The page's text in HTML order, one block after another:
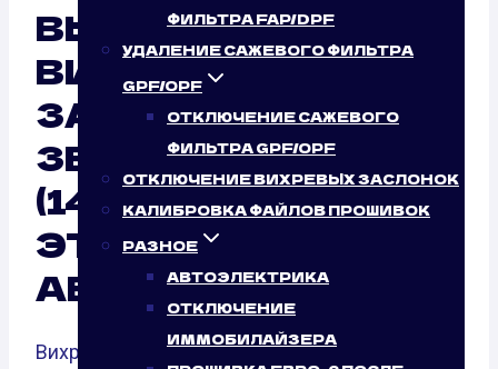
ФИЛЬТРА FAP/DPF
УДАЛЕНИЕ САЖЕВОГО ФИЛЬТРА
GPF/OPF
ОТКЛЮЧЕНИЕ САЖЕВОГО
ФИЛЬТРА GPF/OPF
ОТКЛЮЧЕНИЕ ВИХРЕВЫХ ЗАСЛОНОК
КАЛИБРОВКА ФАЙЛОВ ПРОШИВОК
РАЗНОЕ
АВТОЭЛЕКТРИКА
ОТКЛЮЧЕНИЕ
ИММОБИЛАЙЗЕРА
ВЫКЛЮЧЕНИЕ
ВИХРЕВЫХ
ЗАСЛОНОК BMW
3ER (E36) 318IS
(140 Л.С.): ТАК ЛИ
ЭТО НУЖНО
АВТОМОБИЛЮ?
Вихревые заслонки — это элементы